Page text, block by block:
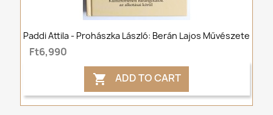
Paddi Attila - Prohászka László: Berán Lajos Művészete
Ft6,990
 ADD TO CART